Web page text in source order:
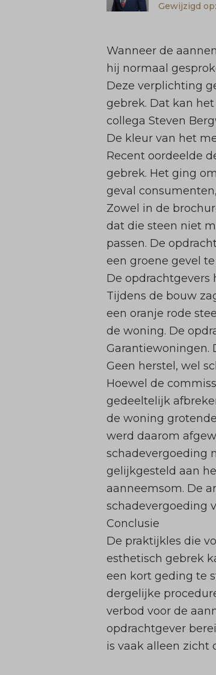
Gewijzigd
Wanneer de
hij normaal
Deze verplichting
gebrek. Dat kan
collega Steven
De kleur van het
Recent oordeelde
gebrek. Het ging
geval
Zowel in de
dat die steen niet
passen. De
een groene gevel
De opdrachtgevers
Tijdens de bouw
een oranje rode
de woning. De
Garantiewoningen.
Geen herstel, wel
Hoewel de
gedeeltelijk
de woning
werd daarom
schadevergoeding
gelijkgesteld aan
aanneemsom. De
schadevergoeding
Conclusie
De praktijkles die
esthetisch gebrek
een kort geding te
dergelijke
verbod voor de
opdrachtgever
is vaak alleen zicht